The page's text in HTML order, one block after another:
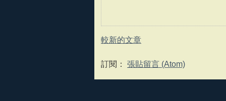
較新的文章
訂閱： 張貼留言 (Atom)